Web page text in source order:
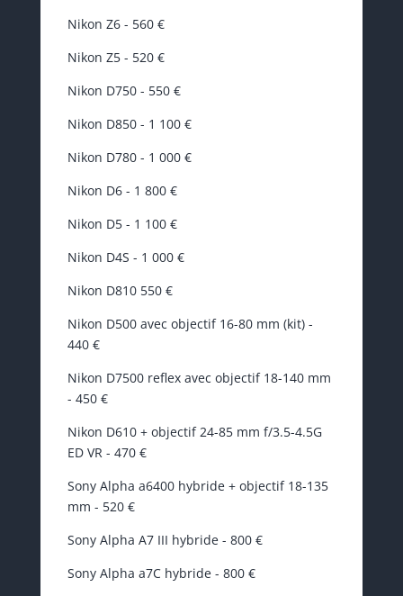
Nikon Z6 - 560 €
Nikon Z5 - 520 €
Nikon D750 - 550 €
Nikon D850 - 1 100 €
Nikon D780 - 1 000 €
Nikon D6 - 1 800 €
Nikon D5 - 1 100 €
Nikon D4S - 1 000 €
Nikon D810 550 €
Nikon D500 avec objectif 16-80 mm (kit) -
440 €
Nikon D7500 reflex avec objectif 18-140 mm
- 450 €
Nikon D610 + objectif 24-85 mm f/3.5-4.5G
ED VR - 470 €
Sony Alpha a6400 hybride + objectif 18-135
mm - 520 €
Sony Alpha A7 III hybride - 800 €
Sony Alpha a7C hybride - 800 €